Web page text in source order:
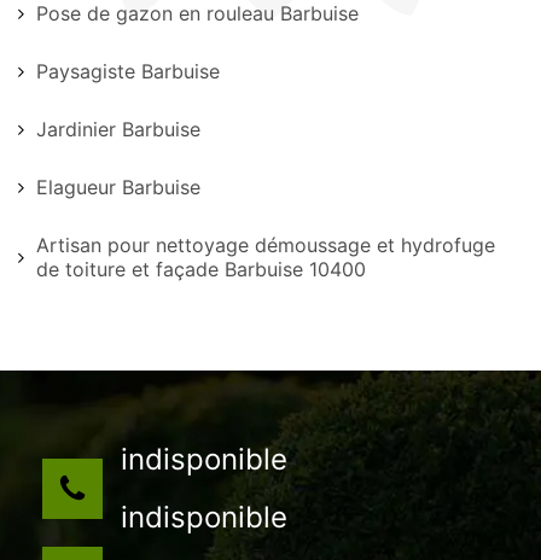
Pose de gazon en rouleau Barbuise
Paysagiste Barbuise
Jardinier Barbuise
Elagueur Barbuise
Artisan pour nettoyage démoussage et hydrofuge
de toiture et façade Barbuise 10400
indisponible
indisponible